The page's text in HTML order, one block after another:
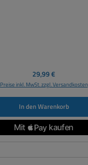
Regulärer Preis:
29,99 €
Preise inkl. MwSt. zzgl. Versandkosten
In den Warenkorb